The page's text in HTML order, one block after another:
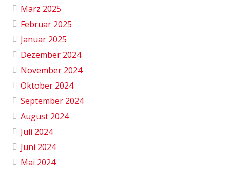
März 2025
Februar 2025
Januar 2025
Dezember 2024
November 2024
Oktober 2024
September 2024
August 2024
Juli 2024
Juni 2024
Mai 2024